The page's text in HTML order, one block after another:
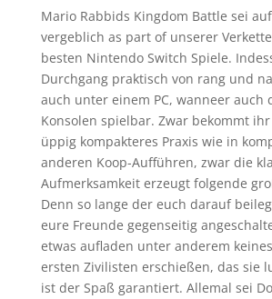
Mario Rabbids Kingdom Battle sei
vergeblich as part of unserer
besten Nintendo Switch Spiele.
Durchgang praktisch von rang und
auch unter einem PC, wanneer auch
Konsolen spielbar. Zwar bekommt
üppig kompakteres Praxis wie in
anderen Koop-Aufführen, zwar die
Aufmerksamkeit erzeugt folgende
Denn so lange der euch darauf
eure Freunde gegenseitig
etwas aufladen unter anderem
ersten Zivilisten erschießen, das sie
ist der Spaß garantiert. Allemal sei